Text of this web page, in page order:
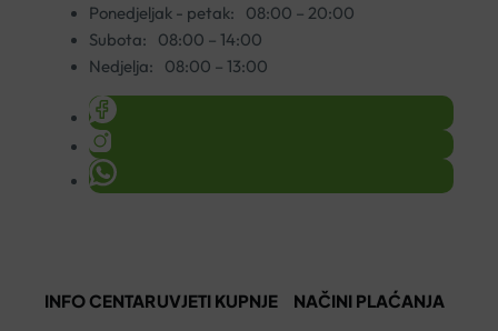
Ponedjeljak - petak:
08:00 – 20:00
Subota:
08:00 – 14:00
Nedjelja:
08:00 – 13:00
INFO CENTARUVJETI KUPNJE NAČINI PLAĆANJA